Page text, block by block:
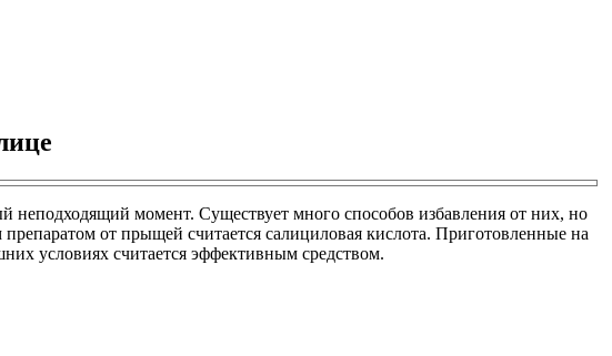
момент. Существует много способов избавления от них, но
от прыщей считается салициловая кислота. Приготовленные на
условиях считается эффективным средством.